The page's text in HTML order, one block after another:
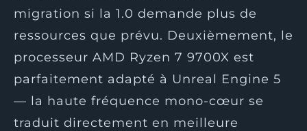
migration si la 1.0 demande plus de
ressources que prévu. Deuxièmement, le
processeur AMD Ryzen 7 9700X est
parfaitement adapté à Unreal Engine 5
— la haute fréquence mono-cœur se
traduit directement en meilleure